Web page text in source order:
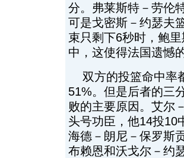
分。弗莱斯特－劳伦
可是戈密斯－约瑟夫
束只剩下6秒时，鲍
中，这使得法国遗憾
双方的投篮命中率
51%。但是后者的三
败的主要原因。艾尔
头号功臣，他14投10
海德－朗尼－保罗斯
布赖恩和沃戈尔－约